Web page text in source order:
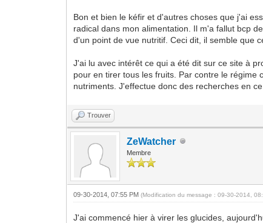
Bon et bien le kéfir et d'autres choses que j'ai
radical dans mon alimentation. Il m'a fallut bcp
d'un point de vue nutritif. Ceci dit, il semble que
J'ai lu avec intérêt ce qui a été dit sur ce site à
pour en tirer tous les fruits. Par contre le
nutriments. J'effectue donc des recherches en
Trouver
ZeWatcher
Membre
09-30-2014, 07:55 PM(Modification du message : 09-30-2014,
J'ai commencé hier à virer les glucides,